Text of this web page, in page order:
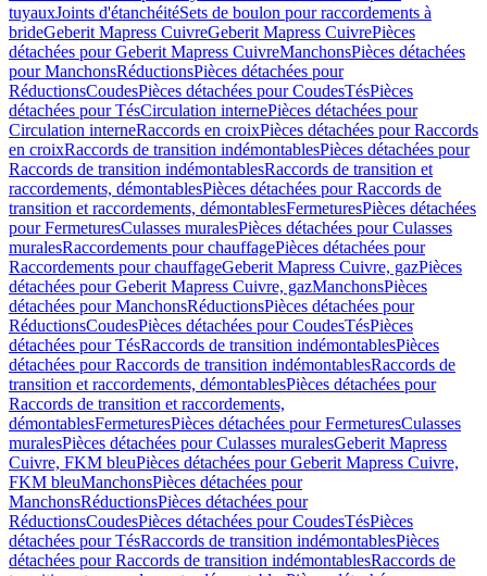
tuyauxJoints d'étanchéitéSets de boulon pour raccordements à
brideGeberit Mapress CuivreGeberit Mapress CuivrePièces
détachées pour Geberit Mapress CuivreManchonsPièces détachées
pour ManchonsRéductionsPièces détachées pour
RéductionsCoudesPièces détachées pour CoudesTésPièces
détachées pour TésCirculation internePièces détachées pour
Circulation interneRaccords en croixPièces détachées pour Raccords
en croixRaccords de transition indémontablesPièces détachées pour
Raccords de transition indémontablesRaccords de transition et
raccordements, démontablesPièces détachées pour Raccords de
transition et raccordements, démontablesFermeturesPièces détachées
pour FermeturesCulasses muralesPièces détachées pour Culasses
muralesRaccordements pour chauffagePièces détachées pour
Raccordements pour chauffageGeberit Mapress Cuivre, gazPièces
détachées pour Geberit Mapress Cuivre, gazManchonsPièces
détachées pour ManchonsRéductionsPièces détachées pour
RéductionsCoudesPièces détachées pour CoudesTésPièces
détachées pour TésRaccords de transition indémontablesPièces
détachées pour Raccords de transition indémontablesRaccords de
transition et raccordements, démontablesPièces détachées pour
Raccords de transition et raccordements,
démontablesFermeturesPièces détachées pour FermeturesCulasses
muralesPièces détachées pour Culasses muralesGeberit Mapress
Cuivre, FKM bleuPièces détachées pour Geberit Mapress Cuivre,
FKM bleuManchonsPièces détachées pour
ManchonsRéductionsPièces détachées pour
RéductionsCoudesPièces détachées pour CoudesTésPièces
détachées pour TésRaccords de transition indémontablesPièces
détachées pour Raccords de transition indémontablesRaccords de